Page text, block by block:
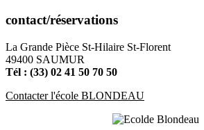
contact/réservations
La Grande Pièce St-Hilaire St-Florent
49400 SAUMUR
Tél : (33) 02 41 50 70 50
Contacter l'école BLONDEAU